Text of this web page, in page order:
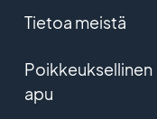
Tietoa meistä
Poikkeuksellinen
apu